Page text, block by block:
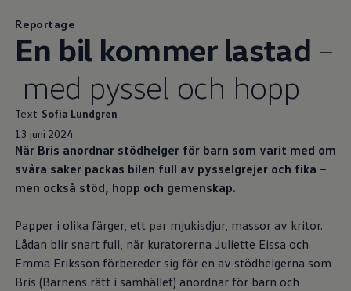
Reportage
En bil kommer lastad –
med pyssel och hopp
Text: Sofia Lundgren
13 juni 2024
När Bris anordnar stödhelger för barn som varit med om
svåra saker packas bilen full av pysselgrejer och fika –
men också stöd, hopp och gemenskap.
Papper i olika färger, ett par mjukisdjur, massor av kritor.
Lådan blir snart full, när kuratorerna Juliette Eissa och
Emma Eriksson förbereder sig för en av stödhelgerna som
Bris (Barnens rätt i samhället) anordnar för barn och